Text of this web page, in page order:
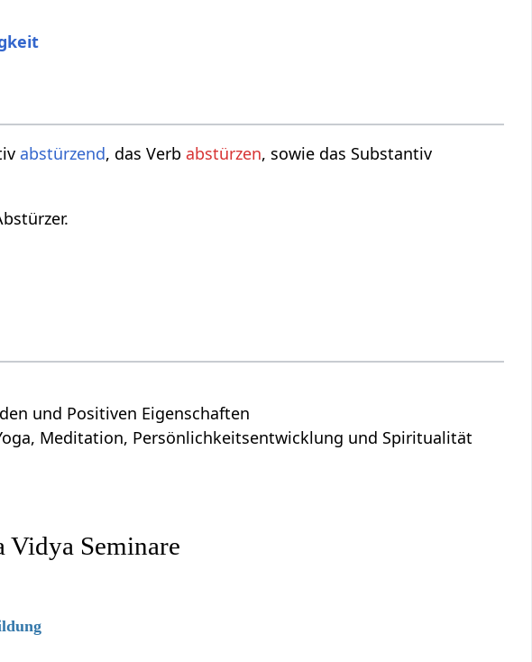
abstürzend, das Verb abstürzen, sowie das Substantiv
und Positiven Eigenschaften
Meditation, Persönlichkeitsentwicklung und Spiritualität
Vidya Seminare